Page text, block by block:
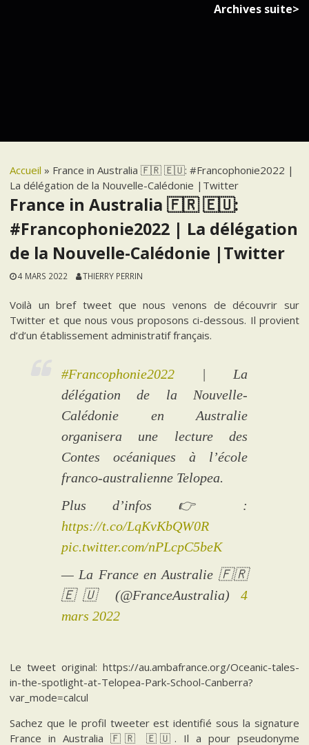
Archives suite>
Accueil » France in Australia 🇫🇷 🇪🇺: #Francophonie2022 |
La délégation de la Nouvelle-Calédonie |Twitter
France in Australia 🇫🇷 🇪🇺:
#Francophonie2022 | La délégation
de la Nouvelle-Calédonie |Twitter
4 MARS 2022 THIERRY PERRIN
Voilà un bref tweet que nous venons de découvrir sur
Twitter et que nous vous proposons ci-dessous. Il provient
d’d’un établissement administratif français.
#Francophonie2022 | La
délégation de la Nouvelle-
Calédonie en Australie
organisera une lecture des
Contes océaniques à l’école
franco-australienne Telopea.
Plus d’infos 👉 :
https://t.co/LqKvKbQW0R
pic.twitter.com/nPLcpC5beK
— La France en Australie 🇫🇷
🇪🇺 (@FranceAustralia) 4
mars 2022
Le tweet original: https://au.ambafrance.org/Oceanic-tales-
in-the-spotlight-at-Telopea-Park-School-Canberra?
var_mode=calcul
Sachez que le profil tweeter est identifié sous la signature
France in Australia 🇫🇷 🇪🇺. Il a pour pseudonyme